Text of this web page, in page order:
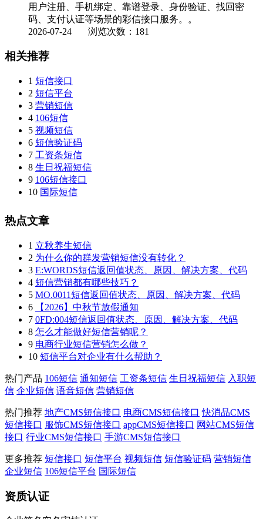
用户注册、手机绑定、靠谱登录、身份验证、找回密
码、支付认证等场景的彩信接口服务。。
2026-07-24 浏览次数：181
相关推荐
1 短信接口
2 短信平台
3 营销短信
4 106短信
5 视频短信
6 短信验证码
7 工资条短信
8 生日祝福短信
9 106短信接口
10 国际短信
热点文章
1 立秋养生短信
2 为什么你的群发营销短信没有转化？
3 E:WORDS短信返回值状态、原因、解决方案、代码
4 短信营销都有哪些技巧？
5 MO.0011短信返回值状态、原因、解决方案、代码
6
【2026】中秋节放假通知
7 0FD:004短信返回值状态、原因、解决方案、代码
8 怎么才能做好短信营销呢？
9 电商行业短信营销怎么做？
10 短信平台对企业有什么帮助？
热门产品 106短信 通知短信 工资条短信 生日祝福短信 入职短
信 企业短信 语音短信 营销短信
热门推荐 地产CMS短信接口 电商CMS短信接口 快消品CMS
短信接口 服饰CMS短信接口 appCMS短信接口 网站CMS短信
接口 行业CMS短信接口 手游CMS短信接口
更多推荐 短信接口 短信平台 视频短信 短信验证码 营销短信
企业短信 106短信平台 国际短信
资质认证